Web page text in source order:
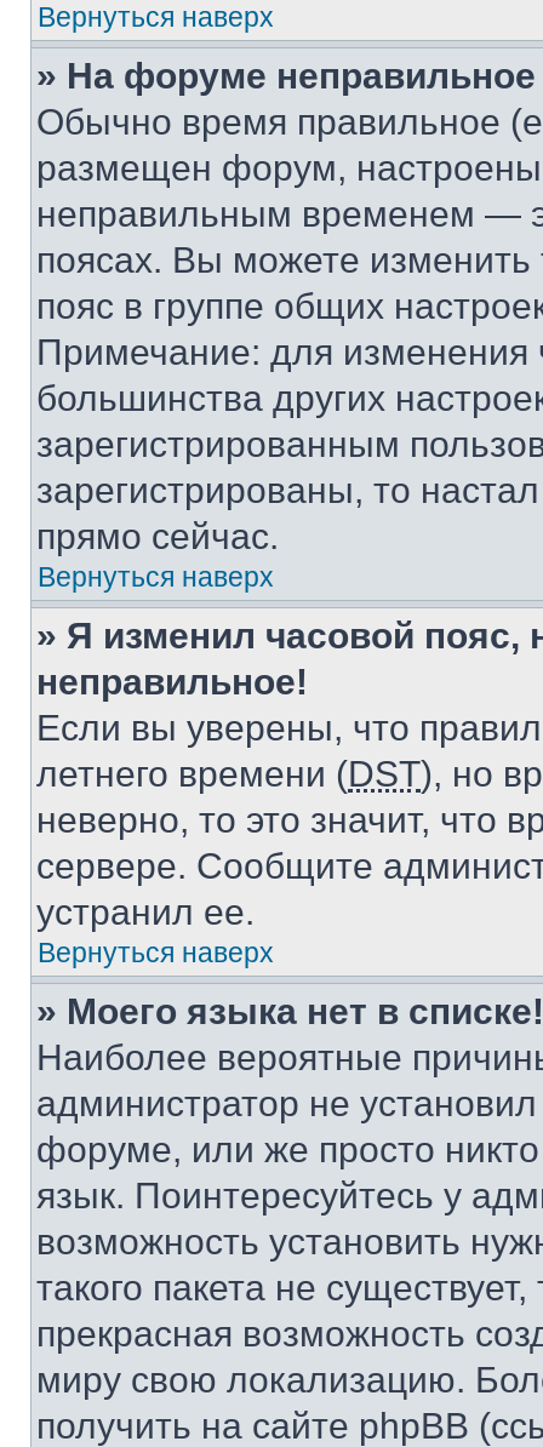
Вернуться наверх
» На форуме
Обычно время правильное
размещен форум, настроены
неправильным временем —
поясах. Вы можете изменить
пояс в группе общих
Примечание: для изменения
большинства других
зарегистрированным
зарегистрированы, то
прямо сейчас.
Вернуться наверх
» Я изменил часовой пояс,
неправильное!
Если вы уверены, что
летнего времени (DST), но
неверно, то это значит, что
сервере. Сообщите
устранил ее.
Вернуться наверх
» Моего языка нет в списке!
Наиболее вероятные
администратор не
форуме, или же просто
язык. Поинтересуйтесь у
возможность установить
такого пакета не
прекрасная возможность
миру свою локализацию.
получить на сайте phpBB